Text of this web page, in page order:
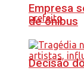
Decisão
Empresa
de ônibus